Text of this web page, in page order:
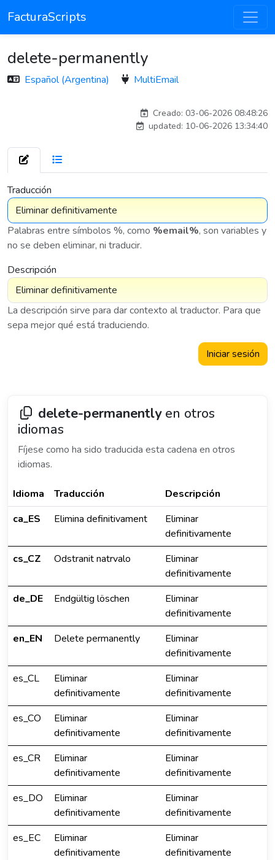
FacturaScripts
delete-permanently
Español (Argentina) MultiEmail
Creado: 03-06-2026 08:48:26
updated: 10-06-2026 13:34:40
Traducción
Palabras entre símbolos %, como %email%, son variables y
no se deben eliminar, ni traducir.
Descripción
La descripción sirve para dar contexto al traductor. Para que
sepa mejor qué está traduciendo.
Iniciar sesión
delete-permanentlyen otros
idiomas
Fíjese como ha sido traducida esta cadena en otros
idiomas.
Idioma Traducción
Descripción
ca_ES
Elimina definitivament
Eliminar
definitivamente
cs_CZ
Odstranit natrvalo
Eliminar
definitivamente
de_DE
Endgültig löschen
Eliminar
definitivamente
en_EN
Delete permanently
Eliminar
definitivamente
es_CL
Eliminar
definitivamente
Eliminar
definitivamente
es_CO
Eliminar
definitivamente
Eliminar
definitivamente
es_CR
Eliminar
definitivamente
Eliminar
definitivamente
es_DO
Eliminar
definitivamente
Eliminar
definitivamente
es_EC
Eliminar
definitivamente
Eliminar
definitivamente